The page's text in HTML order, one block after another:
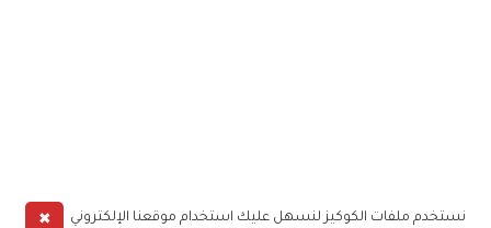
✖
نستخدم ملفات الكوكيز لنسهل عليك استخدام موقعنا الإلكتروني